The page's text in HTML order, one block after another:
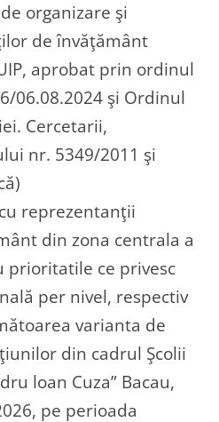
organizare şi
de învăţământ
aprobat prin ordinul
06.08.2024 şi Ordinul
Cercetarii,
nr. 5349/2011 şi
reprezentanţii
din zona centrala a
prioritatile ce privesc
per nivel, respectiv
varianta de
din cadrul Şcolii
loan Cuza” Bacau,
pe perioada